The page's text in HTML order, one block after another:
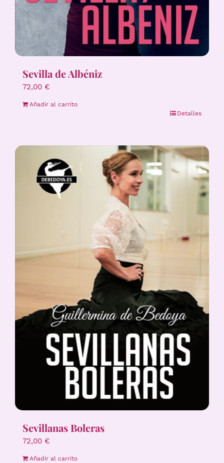
Sevilla de Albéniz
72,00 €
Añadir al carrito
Detalles
Sevillanas Boleras
72,00 €
Añadir al carrito